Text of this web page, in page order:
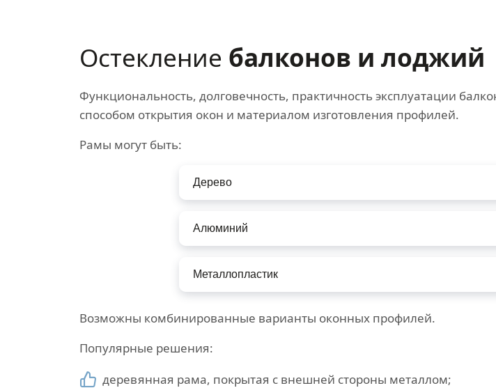
Остекление балконов и лоджий
Функциональность, долговечность, практичность эксплуатации
способом открытия окон и материалом изготовления профилей.
Рамы могут быть:
Дерево
Алюминий
Металлопластик
Возможны комбинированные варианты оконных профилей.
Популярные решения:
деревянная рама, покрытая с внешней стороны металлом;